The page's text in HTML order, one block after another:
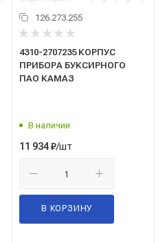
126.273.255
4310-2707235 КОРПУС
ПРИБОРА БУКСИРНОГО
ПАО КАМАЗ
В наличии
11 934₽/шт
В КОРЗИНУ